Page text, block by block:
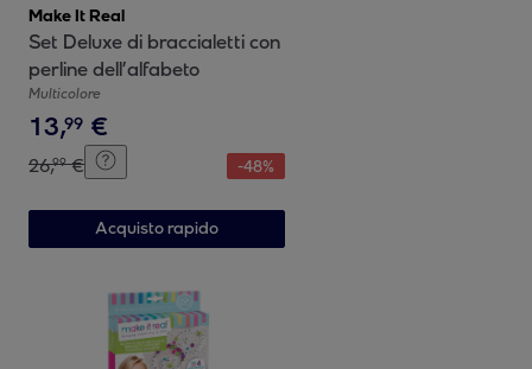
Make It Real
Set Deluxe di braccialetti con
perline dell’alfabeto
Multicolore
13,99 €
26,99 € -48%
Acquisto rapido